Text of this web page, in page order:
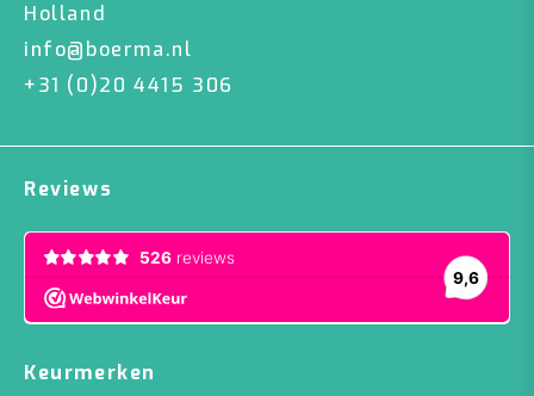
Holland
info@boerma.nl
+31 (0)20 4415 306
Reviews
Keurmerken